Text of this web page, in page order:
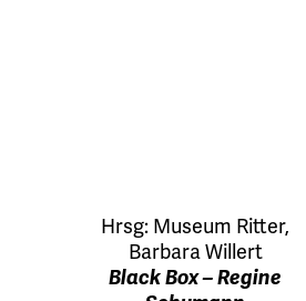
Hrsg: Museum Ritter,
Barbara Willert
Black Box – Regine